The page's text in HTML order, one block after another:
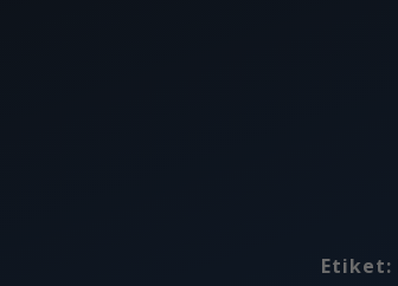
Etiket: